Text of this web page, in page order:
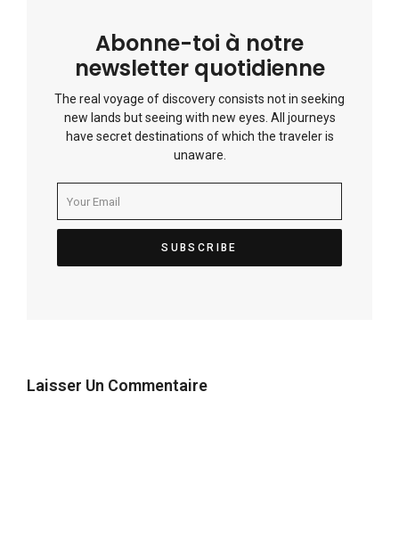
Abonne-toi à notre
newsletter quotidienne
The real voyage of discovery consists not in seeking
new lands but seeing with new eyes. All journeys
have secret destinations of which the traveler is
unaware.
Laisser Un Commentaire